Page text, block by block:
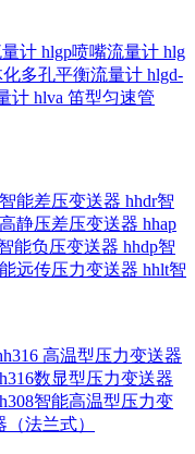
计 hlgp喷嘴流量计 hlg
化多孔平衡流量计 hlgd-
计 hlva 笛型匀速管
能差压变送器 hhdr智
静压差压变送器 hhap
能负压变送器 hhdp智
远传压力变送器 hhlt智
高温型压力变送器
数显型压力变送器
智能高温型压力变
法兰式）